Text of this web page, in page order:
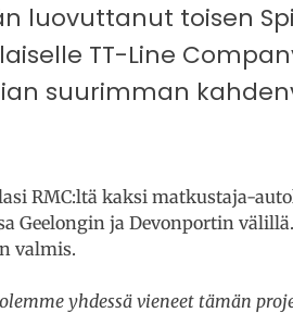
luovuttanut toisen
TT-Line
suurimman
RMC:ltä kaksi matkustaja-
Geelongin ja Devonportin
valmis.
yhdessä vieneet tämän